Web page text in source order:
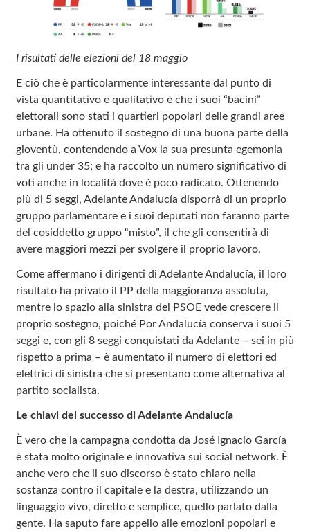
I risultati delle elezioni del 18 maggio
E ciò che è particolarmente interessante dal punto di
vista quantitativo e qualitativo è che i suoi “bacini”
elettorali sono stati i quartieri popolari delle grandi aree
urbane. Ha ottenuto il sostegno di una buona parte della
gioventù, contendendo a Vox la sua presunta egemonia
tra gli under 35; e ha raccolto un numero significativo di
voti anche in località dove è poco radicato. Ottenendo
più di 5 seggi, Adelante Andalucía disporrà di un proprio
gruppo parlamentare e i suoi deputati non faranno parte
del cosiddetto gruppo “misto”, il che gli consentirà di
avere maggiori mezzi per svolgere il proprio lavoro.
Come affermano i dirigenti di Adelante Andalucía, il loro
risultato ha privato il PP della maggioranza assoluta,
mentre lo spazio alla sinistra del PSOE vede crescere il
proprio sostegno, poiché Por Andalucía conserva i suoi 5
seggi e, con gli 8 seggi conquistati da Adelante – sei in più
rispetto a prima – è aumentato il numero di elettori ed
elettrici di sinistra che si presentano come alternativa al
partito socialista.
Le chiavi del successo di Adelante Andalucía
È vero che la campagna condotta da José Ignacio García
è stata molto originale e innovativa sui social network. È
anche vero che il suo discorso è stato chiaro nella
sostanza contro il capitale e la destra, utilizzando un
linguaggio vivo, diretto e semplice, quello parlato dalla
gente. Ha saputo fare appello alle emozioni popolari e